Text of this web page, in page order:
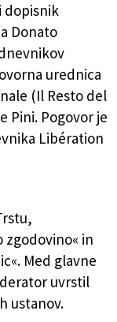
dopisnik
Donato
urednica
(Il Resto del
Pini. Pogovor je
Libération
zgodovino« in
Med glavne
uvrstil
ustanov.